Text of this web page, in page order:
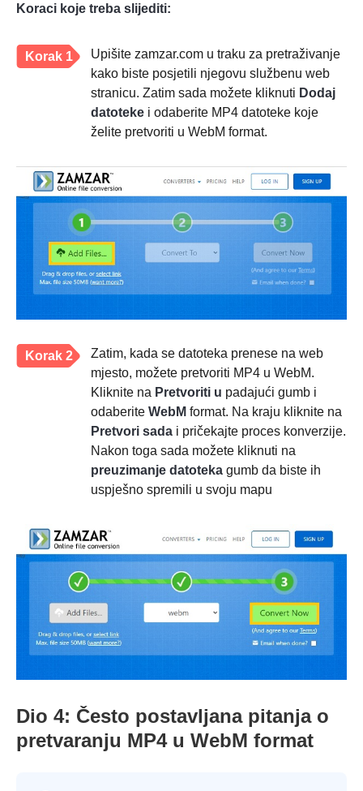
Koraci koje treba slijediti:
Korak 1
Upišite zamzar.com u traku za pretraživanje
kako biste posjetili njegovu službenu web
stranicu. Zatim sada možete kliknuti Dodaj
datoteke i odaberite MP4 datoteke koje
želite pretvoriti u WebM format.
Korak 2
Zatim, kada se datoteka prenese na web
mjesto, možete pretvoriti MP4 u WebM.
Kliknite na Pretvoriti u padajući gumb i
odaberite WebM format. Na kraju kliknite na
Pretvori sada i pričekajte proces konverzije.
Nakon toga sada možete kliknuti na
preuzimanje datoteka gumb da biste ih
uspješno spremili u svoju mapu
Dio 4: Često postavljana pitanja o
pretvaranju MP4 u WebM format